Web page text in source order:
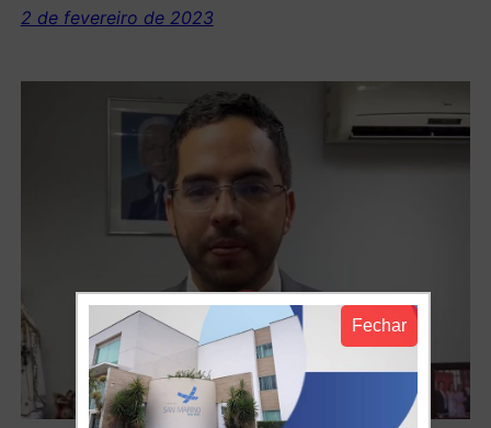
Fechar
2 de fevereiro de 2023